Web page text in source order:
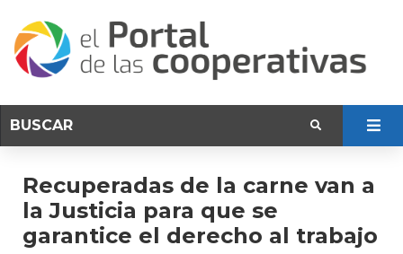
Recuperadas de la carne van a
la Justicia para que se
garantice el derecho al trabajo